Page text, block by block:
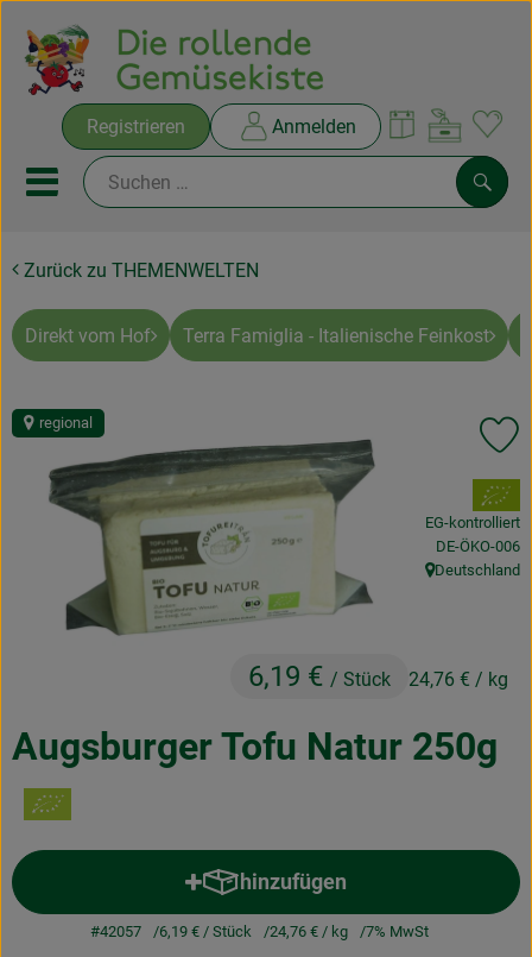
Registrieren Anmelden
Mobiles Menu öffnen oder
Ökokisten
Rezepte
NEUES & ANGEBOTE
Ökokisten
Obst & Gemüse
Frisches
Drogerie & Diverses
Lieferservice
Zurück zu THEMENWELTEN
Direkt vom Hof Terra Famiglia - Italienische Feinkost
Augsburger Tofu Natur 250g
6,19 € / Stück 24,76 € / kg
regional
, Verband:
EG-kontrolliert
, Kontrollstelle:
DE-ÖKO-006
, Herkunft:
Deutschland
hinzufügen
Produkt zum Warenkorb
#42057 6,19 €/ Stück 24,76 €/ kg 7% MwSt